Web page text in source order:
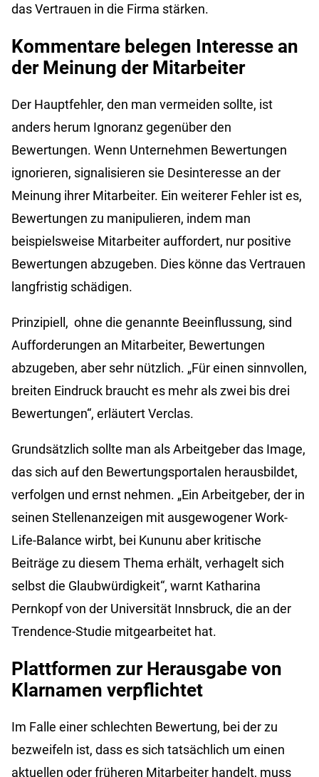
das Vertrauen in die Firma stärken.
Kommentare belegen Interesse an
der Meinung der Mitarbeiter
Der Hauptfehler, den man vermeiden sollte, ist
anders herum Ignoranz gegenüber den
Bewertungen. Wenn Unternehmen Bewertungen
ignorieren, signalisieren sie Desinteresse an der
Meinung ihrer Mitarbeiter. Ein weiterer Fehler ist es,
Bewertungen zu manipulieren, indem man
beispielsweise Mitarbeiter auffordert, nur positive
Bewertungen abzugeben. Dies könne das Vertrauen
langfristig schädigen.
Prinzipiell, ohne die genannte Beeinflussung, sind
Aufforderungen an Mitarbeiter, Bewertungen
abzugeben, aber sehr nützlich. „Für einen sinnvollen,
breiten Eindruck braucht es mehr als zwei bis drei
Bewertungen“, erläutert Verclas.
Grundsätzlich sollte man als Arbeitgeber das Image,
das sich auf den Bewertungsportalen herausbildet,
verfolgen und ernst nehmen. „Ein Arbeitgeber, der in
seinen Stellenanzeigen mit ausgewogener Work-
Life-Balance wirbt, bei Kununu aber kritische
Beiträge zu diesem Thema erhält, verhagelt sich
selbst die Glaubwürdigkeit“, warnt Katharina
Pernkopf von der Universität Innsbruck, die an der
Trendence-Studie mitgearbeitet hat.
Plattformen zur Herausgabe von
Klarnamen verpflichtet
Im Falle einer schlechten Bewertung, bei der zu
bezweifeln ist, dass es sich tatsächlich um einen
aktuellen oder früheren Mitarbeiter handelt, muss